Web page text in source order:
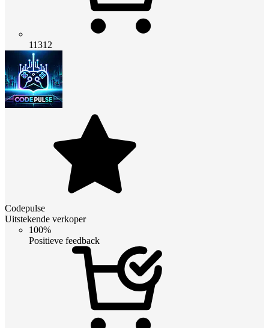
11312
Codepulse
Uitstekende verkoper
100%
Positieve feedback